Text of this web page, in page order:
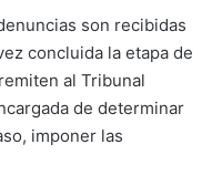
son recibidas
concluida la etapa de
al Tribunal
de determinar
imponer las